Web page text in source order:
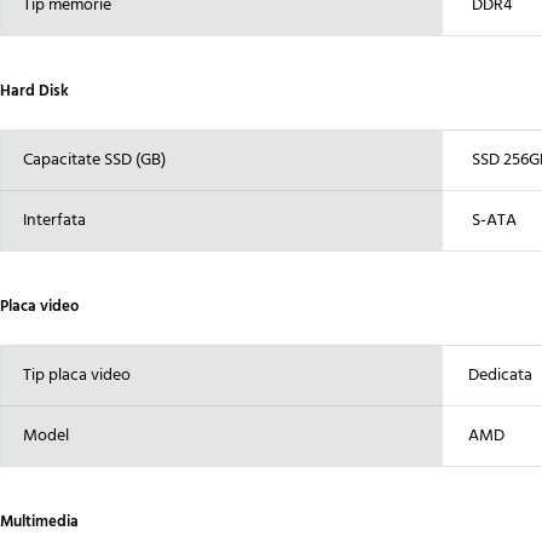
Tip memorie DDR4
Hard Disk
Capacitate SSD (GB) SSD
Interfata S-ATA
Placa video
Tip placa video Dedicata
Model AMD
Multimedia